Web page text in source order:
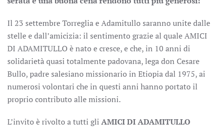
Il 23 settembre Torreglia e Adamitullo saranno unite dalle
stelle e dall’amicizia: il sentimento grazie al quale AMICI
DI ADAMITULLO è nato e cresce, e che, in 10 anni di
solidarietà quasi totalmente padovana, lega don Cesare
Bullo, padre salesiano missionario in Etiopia dal 1975, ai
numerosi volontari che in questi anni hanno portato il
proprio contributo alle missioni.
L’invito è rivolto a tutti gli AMICI DI ADAMITULLO